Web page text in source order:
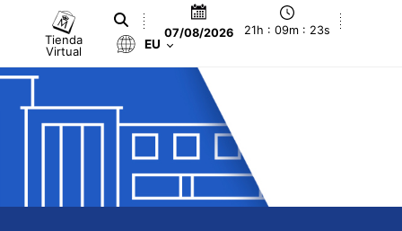
Tienda
Virtual
07/08/2026 21h : 09m : 24s
EU